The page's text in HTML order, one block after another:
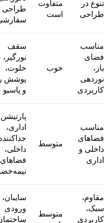
تنوع در
طراحی
متفاوت
است
طراحی
مناسب
فضای
باز،
نوردهی
کاربردی
خوب
سقف
خلوت،
پوشش
و پاسیو
مناسب
فضاهای
داخلی و
اداری
متوسط
پارتیشن
اداری،
داخلی،
فضاهای
مقاوم،
سبک،
کاربردی
متوسط
سایبان،
ورودی